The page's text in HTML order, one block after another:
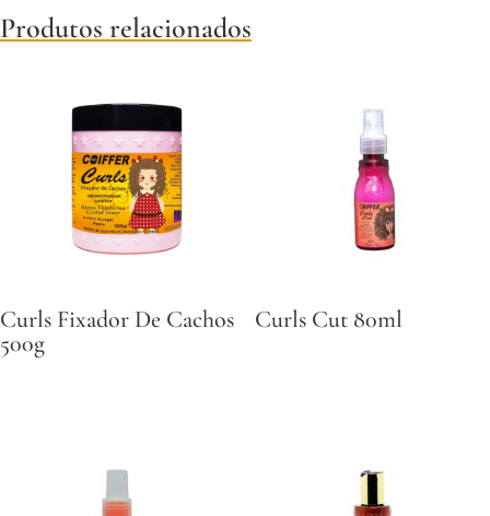
Produtos relacionados
Curls Fixador De Cachos
500g
Curls Cut 80ml